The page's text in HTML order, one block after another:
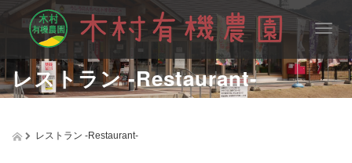
T
g
g
l
レストラン -Restaurant-
レストラン -Restaurant-